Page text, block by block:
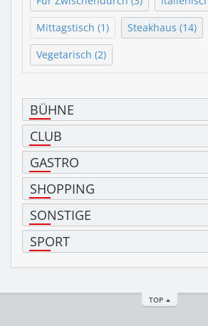
Mittagstisch (1)
Steakhaus (14)
Vegetarisch (2)
BÜHNE
CLUB
GASTRO
SHOPPING
SONSTIGE
SPORT
TOP